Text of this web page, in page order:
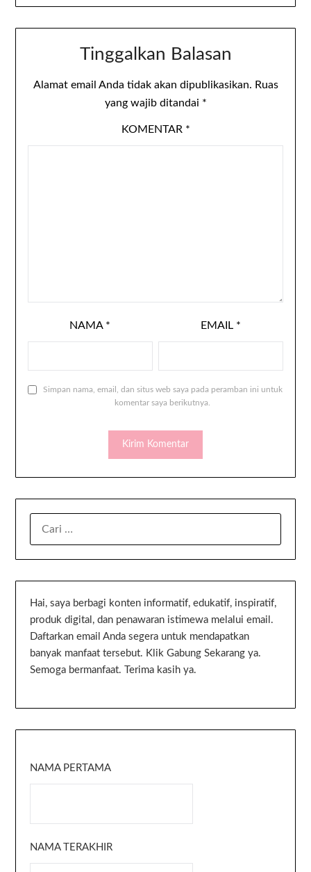
Tinggalkan Balasan
Alamat email Anda tidak akan dipublikasikan. Ruas
yang wajib ditandai *
KOMENTAR *
NAMA * EMAIL *
Simpan nama, email, dan situs web saya pada peramban ini untuk
komentar saya berikutnya.
Hai, saya berbagi konten informatif, edukatif, inspiratif,
produk digital, dan penawaran istimewa melalui email.
Daftarkan email Anda segera untuk mendapatkan
banyak manfaat tersebut. Klik Gabung Sekarang ya.
Semoga bermanfaat. Terima kasih ya.
NAMA PERTAMA
NAMA TERAKHIR